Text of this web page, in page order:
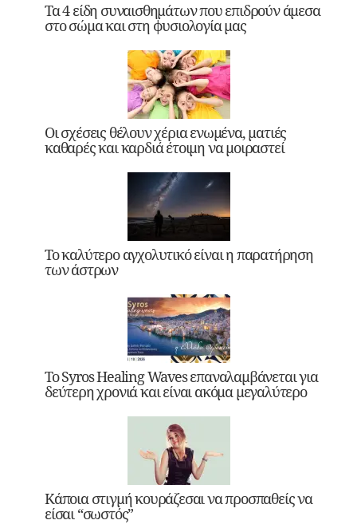
Τα 4 είδη συναισθημάτων που επιδρούν άμεσα
στο σώμα και στη φυσιολογία μας
Οι σχέσεις θέλουν χέρια ενωμένα, ματιές
καθαρές και καρδιά έτοιμη να μοιραστεί
Το καλύτερο αγχολυτικό είναι η παρατήρηση
των άστρων
Το Syros Healing Waves επαναλαμβάνεται για
δεύτερη χρονιά και είναι ακόμα μεγαλύτερο
Κάποια στιγμή κουράζεσαι να προσπαθείς να
είσαι “σωστός”